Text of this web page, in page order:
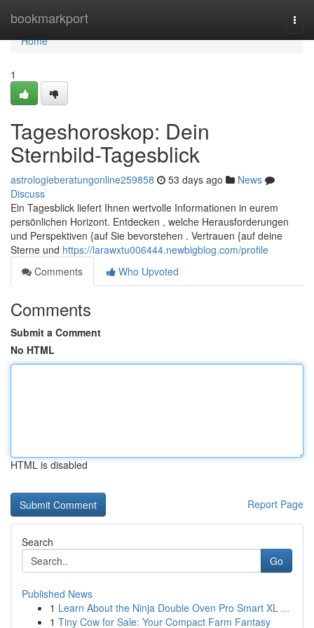
bookmarkport
Home
Home
1
Tageshoroskop: Dein
Sternbild-Tagesblick
astrologieberatungonline259858 53 days ago
News
Discuss
Ein Tagesblick liefert Ihnen wertvolle Informationen in eurem
persönlichen Horizont. Entdecken , welche Herausforderungen
und Perspektiven {auf Sie bevorstehen . Vertrauen {auf deine
Sterne und https://larawxtu006444.newbigblog.com/profile
Comments
Who Upvoted
Comments
Submit a Comment
No HTML
HTML is disabled
Report Page
Search
Go
Published News
1 Learn About the Ninja Double Oven Pro Smart XL ...
1 Tiny Cow for Sale: Your Compact Farm Fantasy